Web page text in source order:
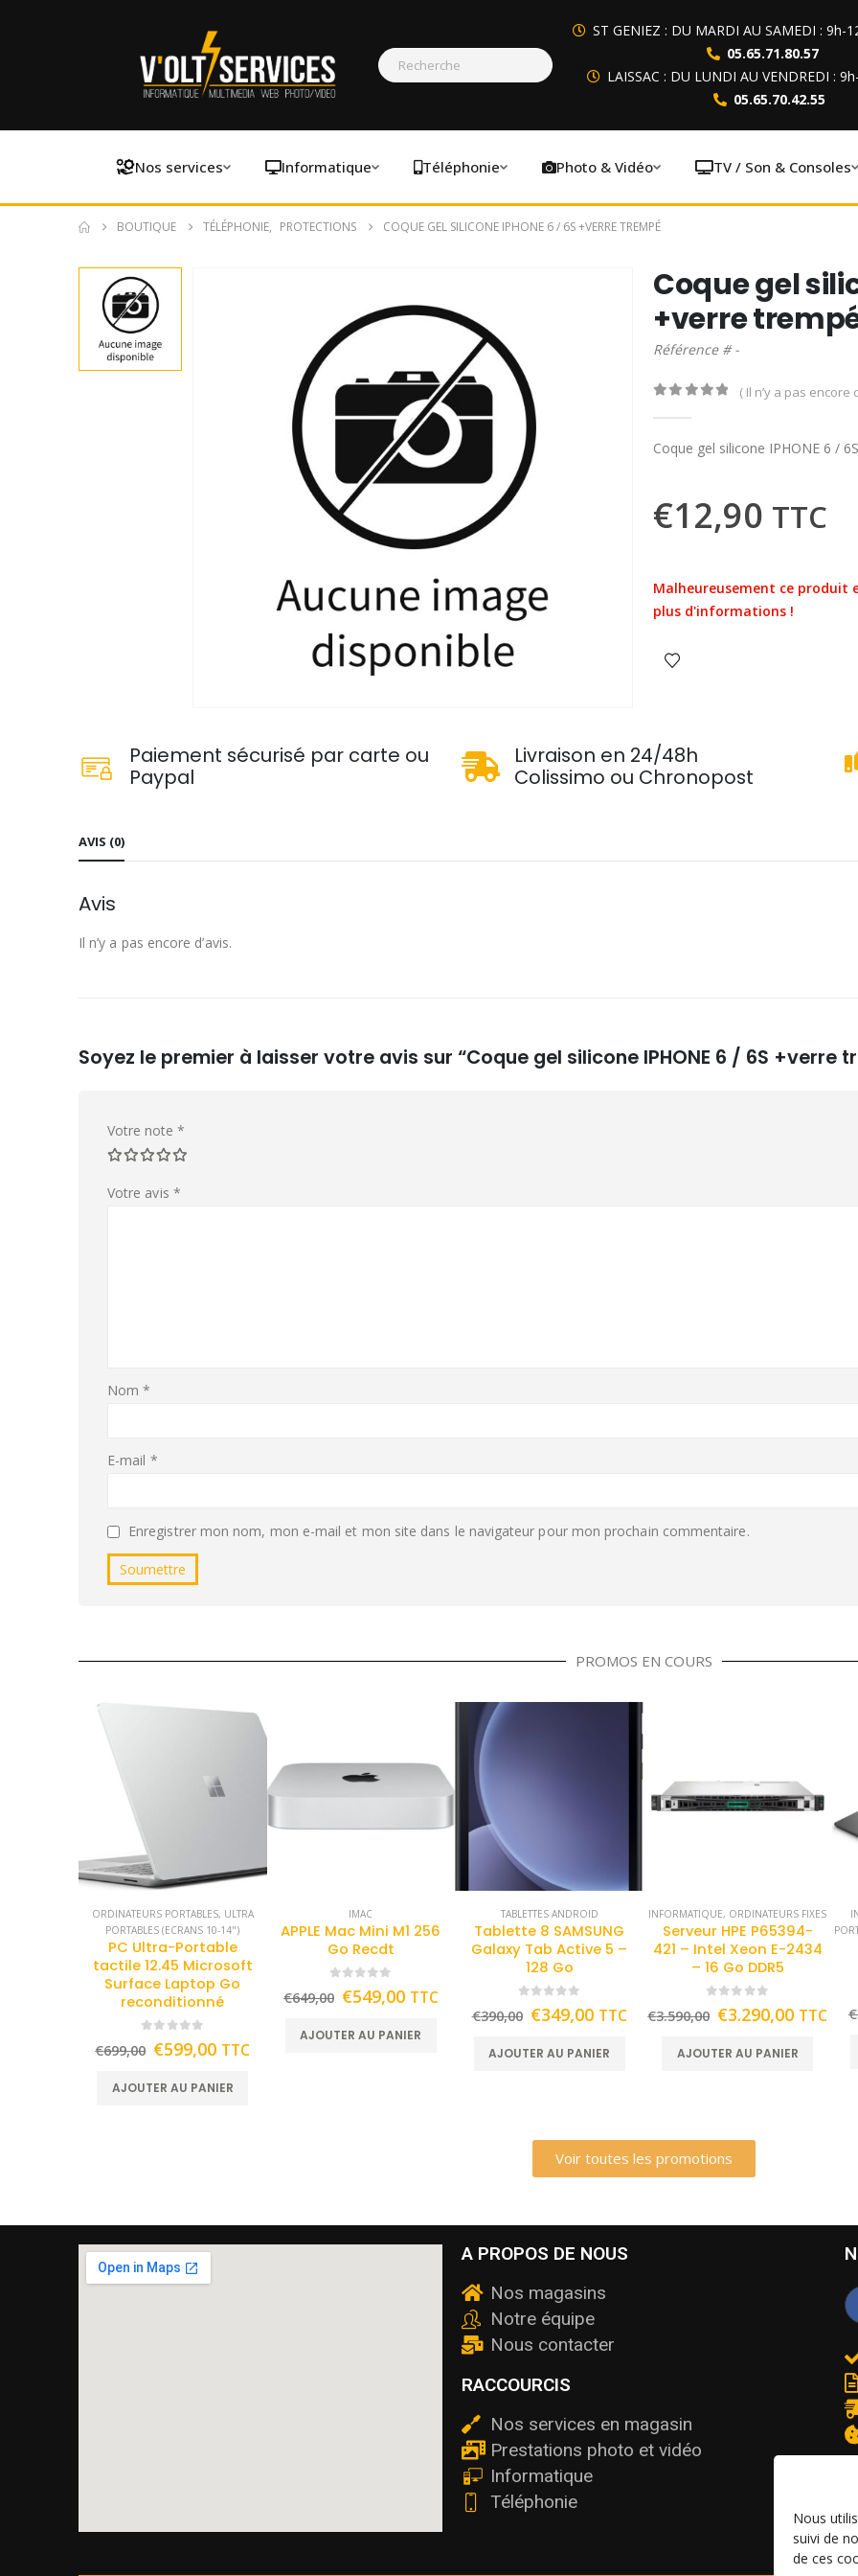
Nous
suivi de
de ces
ST GENIEZ : DU MARDI AU SAMEDI : 9h-
05.65.71.80.57
LAISSAC : DU LUNDI AU VENDREDI :
05.65.70.42.55
Nos services Informatique Téléphonie Photo & Vidéo TV / Son & Consoles
BOUTIQUE TÉLÉPHONIE, PROTECTIONS COQUE GEL SILICONE IPHONE 6 / 6S +VERRE TREMPÉ
Coque gel
+verre
Référence # -
( Il n’y a pas encore
Coque gel silicone IPHONE 6 /
€12,90 TTC
Malheureusement ce produit
plus d'informations !
Paiement sécurisé par carte ou
Paypal
Livraison en 24/48h
Colissimo ou Chronopost
AVIS (0)
Avis
Il n’y a pas encore d’avis.
Soyez le premier à laisser votre avis sur “Coque gel silicone IPHONE 6 / 6S +verre
Votre note *
Votre avis *
Nom*
E-mail *
Enregistrer mon nom, mon e-mail et mon site dans le navigateur pour mon prochain commentaire.
PROMOS EN COURS
ORDINATEURS PORTABLES, ULTRA
PORTABLES (ECRANS 10-14")
PC Ultra-Portable
tactile 12.45 Microsoft
Surface Laptop Go
reconditionné
€699,00 €599,00 TTC
AJOUTER AU PANIER
IMAC
APPLE Mac Mini M1 256
Go Recdt
€649,00 €549,00 TTC
AJOUTER AU PANIER
TABLETTES ANDROID
Tablette 8 SAMSUNG
Galaxy Tab Active 5 –
128 Go
€390,00 €349,00 TTC
AJOUTER AU PANIER
INFORMATIQUE, ORDINATEURS FIXES
Serveur HPE P65394-
421 – Intel Xeon E-2434
– 16 Go DDR5
€3.590,00 €3.290,00 TTC
AJOUTER AU PANIER
€
Voir toutes les promotions
A PROPOS DE NOUS
Nos magasins
Notre équipe
Nous contacter
RACCOURCIS
Nos services en magasin
Prestations photo et vidéo
Informatique
Téléphonie